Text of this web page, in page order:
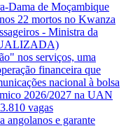
Dama de Moçambique
22 mortos no Kwanza
- Ministra da
nos serviços, uma
financeira que
nacional à bolsa
2026/2027 na UAN
vagas
angolanos e garante